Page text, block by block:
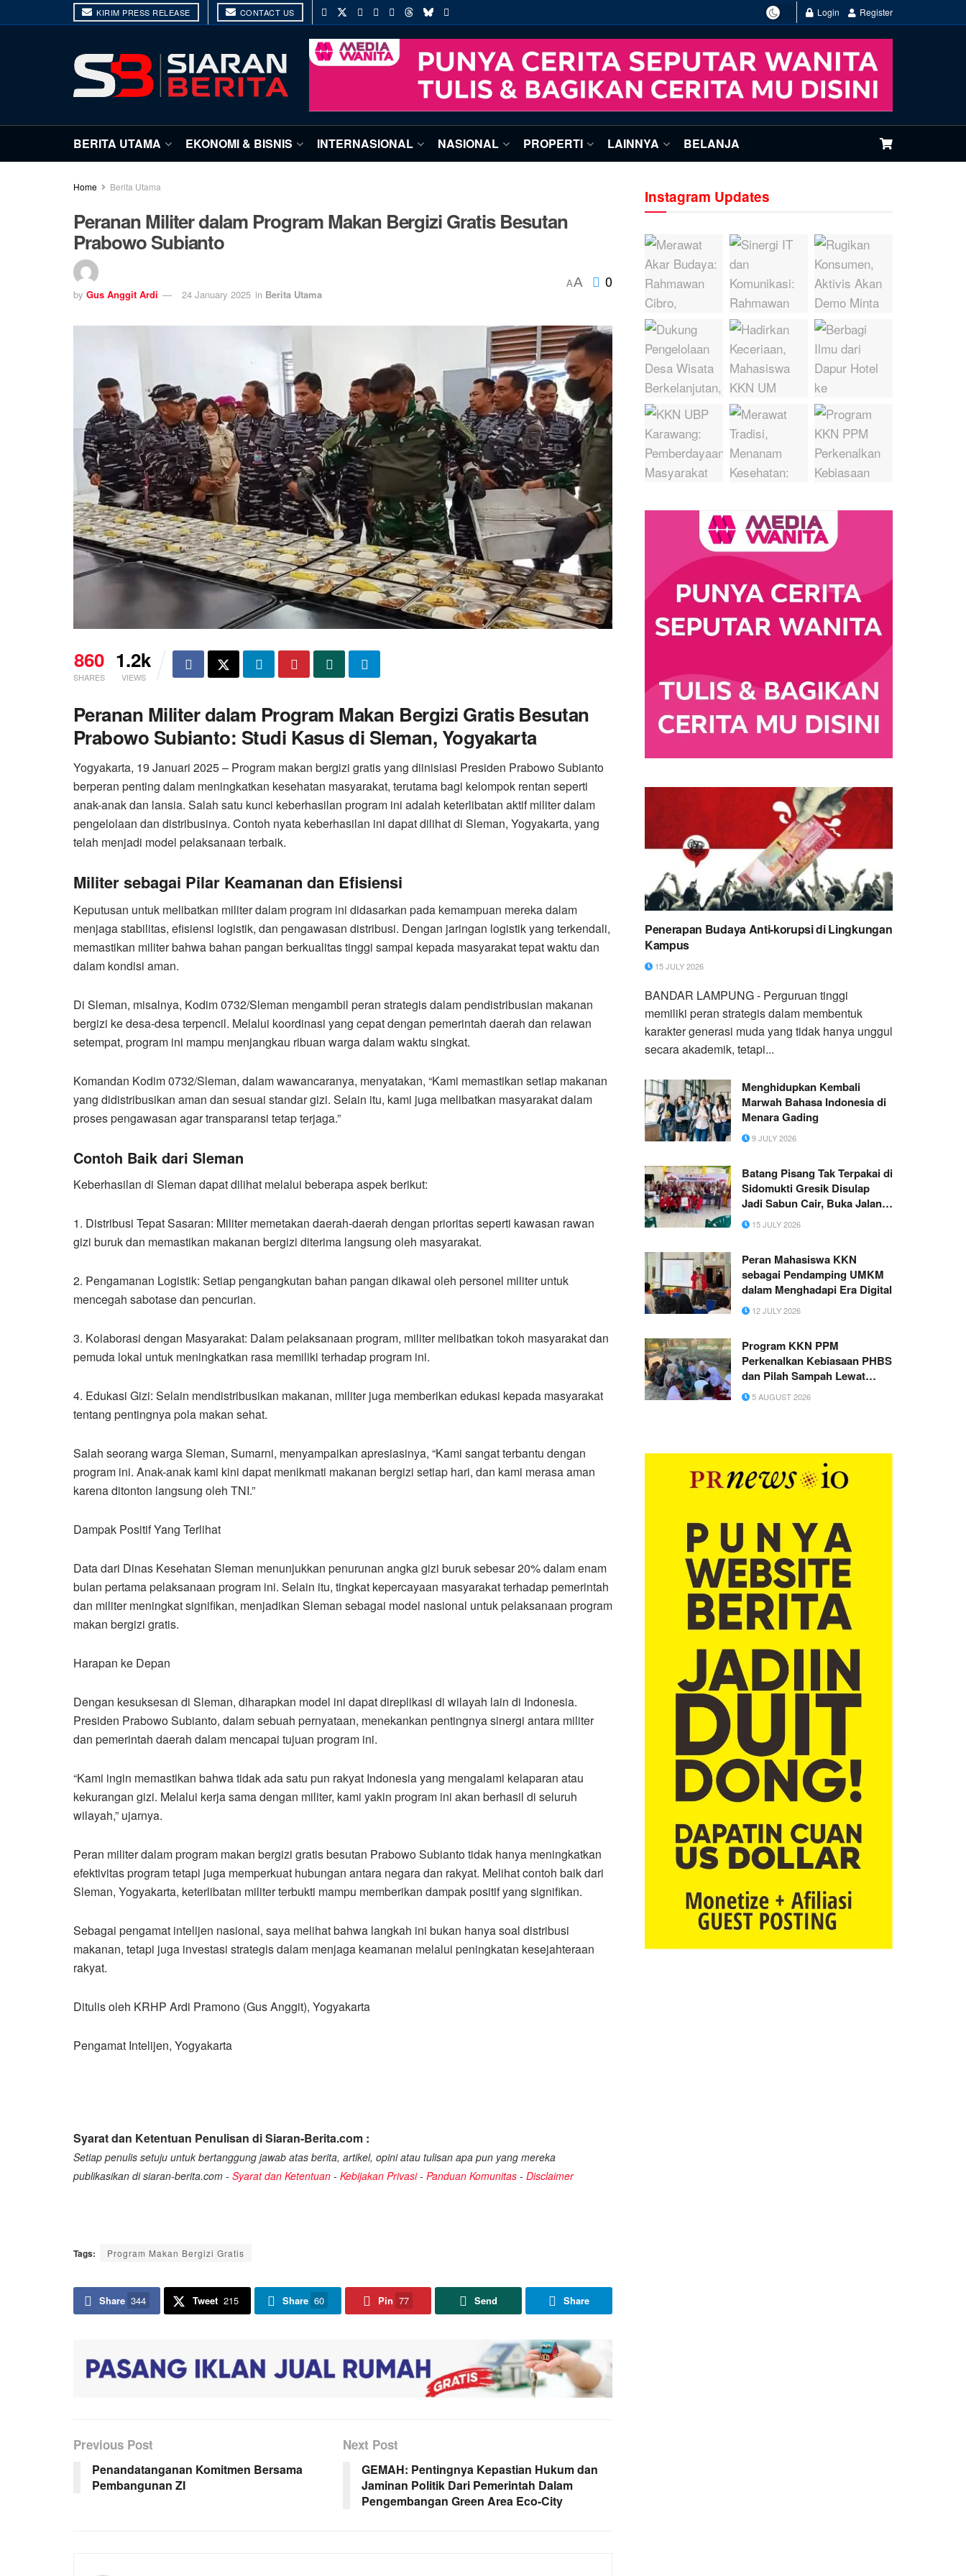
KIRIM PRESS RELEASE CONTACT US Login Register
BERITA UTAMA EKONOMI & BISNIS INTERNASIONAL NASIONAL PROPERTI LAINNYA BELANJA
Home Berita Utama
Peranan Militer dalam Program Makan Bergizi Gratis Besutan
Prabowo Subianto
by Gus Anggit Ardi 24 January 2025 in Berita Utama
AA 0
860
SHARES
1.2k
VIEWS
Peranan Militer dalam Program Makan Bergizi Gratis Besutan
Prabowo Subianto: Studi Kasus di Sleman, Yogyakarta
Yogyakarta, 19 Januari 2025 – Program makan bergizi gratis yang diinisiasi Presiden Prabowo Subianto
berperan penting dalam meningkatkan kesehatan masyarakat, terutama bagi kelompok rentan seperti
anak-anak dan lansia. Salah satu kunci keberhasilan program ini adalah keterlibatan aktif militer dalam
pengelolaan dan distribusinya. Contoh nyata keberhasilan ini dapat dilihat di Sleman, Yogyakarta, yang
telah menjadi model pelaksanaan terbaik.
Militer sebagai Pilar Keamanan dan Efisiensi
Keputusan untuk melibatkan militer dalam program ini didasarkan pada kemampuan mereka dalam
menjaga stabilitas, efisiensi logistik, dan pengawasan distribusi. Dengan jaringan logistik yang terkendali,
memastikan militer bahwa bahan pangan berkualitas tinggi sampai kepada masyarakat tepat waktu dan
dalam kondisi aman.
Di Sleman, misalnya, Kodim 0732/Sleman mengambil peran strategis dalam pendistribusian makanan
bergizi ke desa-desa terpencil. Melalui koordinasi yang cepat dengan pemerintah daerah dan relawan
setempat, program ini mampu menjangkau ribuan warga dalam waktu singkat.
Komandan Kodim 0732/Sleman, dalam wawancaranya, menyatakan, “Kami memastikan setiap makanan
yang didistribusikan aman dan sesuai standar gizi. Selain itu, kami juga melibatkan masyarakat dalam
proses pengawasan agar transparansi tetap terjaga.”
Contoh Baik dari Sleman
Keberhasilan di Sleman dapat dilihat melalui beberapa aspek berikut:
1. Distribusi Tepat Sasaran: Militer memetakan daerah-daerah dengan prioritas seperti kawasan rawan
gizi buruk dan memastikan makanan bergizi diterima langsung oleh masyarakat.
2. Pengamanan Logistik: Setiap pengangkutan bahan pangan dikawal oleh personel militer untuk
mencegah sabotase dan pencurian.
3. Kolaborasi dengan Masyarakat: Dalam pelaksanaan program, militer melibatkan tokoh masyarakat dan
pemuda lokal untuk meningkatkan rasa memiliki terhadap program ini.
4. Edukasi Gizi: Selain mendistribusikan makanan, militer juga memberikan edukasi kepada masyarakat
tentang pentingnya pola makan sehat.
Salah seorang warga Sleman, Sumarni, menyampaikan apresiasinya, “Kami sangat terbantu dengan
program ini. Anak-anak kami kini dapat menikmati makanan bergizi setiap hari, dan kami merasa aman
karena ditonton langsung oleh TNI.”
Dampak Positif Yang Terlihat
Data dari Dinas Kesehatan Sleman menunjukkan penurunan angka gizi buruk sebesar 20% dalam enam
bulan pertama pelaksanaan program ini. Selain itu, tingkat kepercayaan masyarakat terhadap pemerintah
dan militer meningkat signifikan, menjadikan Sleman sebagai model nasional untuk pelaksanaan program
makan bergizi gratis.
Harapan ke Depan
Dengan kesuksesan di Sleman, diharapkan model ini dapat direplikasi di wilayah lain di Indonesia.
Presiden Prabowo Subianto, dalam sebuah pernyataan, menekankan pentingnya sinergi antara militer
dan pemerintah daerah dalam mencapai tujuan program ini.
“Kami ingin memastikan bahwa tidak ada satu pun rakyat Indonesia yang mengalami kelaparan atau
kekurangan gizi. Melalui kerja sama dengan militer, kami yakin program ini akan berhasil di seluruh
wilayah,” ujarnya.
Peran militer dalam program makan bergizi gratis besutan Prabowo Subianto tidak hanya meningkatkan
efektivitas program tetapi juga memperkuat hubungan antara negara dan rakyat. Melihat contoh baik dari
Sleman, Yogyakarta, keterlibatan militer terbukti mampu memberikan dampak positif yang signifikan.
Sebagai pengamat intelijen nasional, saya melihat bahwa langkah ini bukan hanya soal distribusi
makanan, tetapi juga investasi strategis dalam menjaga keamanan melalui peningkatan kesejahteraan
rakyat.
Ditulis oleh KRHP Ardi Pramono (Gus Anggit), Yogyakarta
Pengamat Intelijen, Yogyakarta
Syarat dan Ketentuan Penulisan di Siaran-Berita.com :
Setiap penulis setuju untuk bertanggung jawab atas berita, artikel, opini atau tulisan apa pun yang mereka
publikasikan di siaran-berita.com - Syarat dan Ketentuan - Kebijakan Privasi- Panduan Komunitas - Disclaimer
Tags: Program Makan Bergizi Gratis
Share 344 Tweet 215 Share 60 Pin 77 Send Share
Previous Post
Penandatanganan Komitmen Bersama
Pembangunan ZI
Next Post
GEMAH: Pentingnya Kepastian Hukum dan
Jaminan Politik Dari Pemerintah Dalam
Pengembangan Green Area Eco-City
Instagram Updates
Penerapan Budaya Anti-korupsi di Lingkungan
Kampus
15 JULY 2026
BANDAR LAMPUNG - Perguruan tinggi
memiliki peran strategis dalam membentuk
karakter generasi muda yang tidak hanya unggul
secara akademik, tetapi...
Menghidupkan Kembali
Marwah Bahasa Indonesia di
Menara Gading
9 JULY 2026
Batang Pisang Tak Terpakai di
Sidomukti Gresik Disulap
Jadi Sabun Cair, Buka Jalan
UMKM Baru bagi Warga
15 JULY 2026
Peran Mahasiswa KKN
sebagai Pendamping UMKM
dalam Menghadapi Era Digital
12 JULY 2026
Program KKN PPM
Perkenalkan Kebiasaan PHBS
dan Pilah Sampah Lewat
Melukis di SD Negeri 2
Gentanbanaran
5 AUGUST 2026